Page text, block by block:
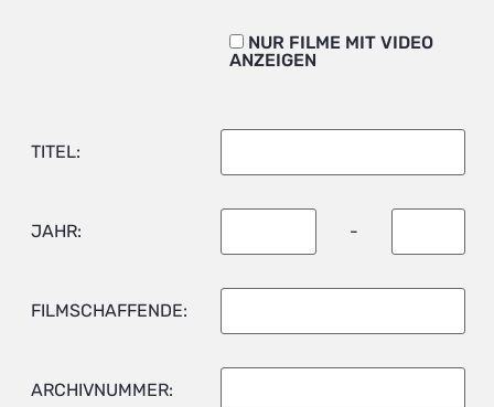
NUR FILME MIT VIDEO
ANZEIGEN
TITEL:
JAHR: -
FILMSCHAFFENDE:
ARCHIVNUMMER: